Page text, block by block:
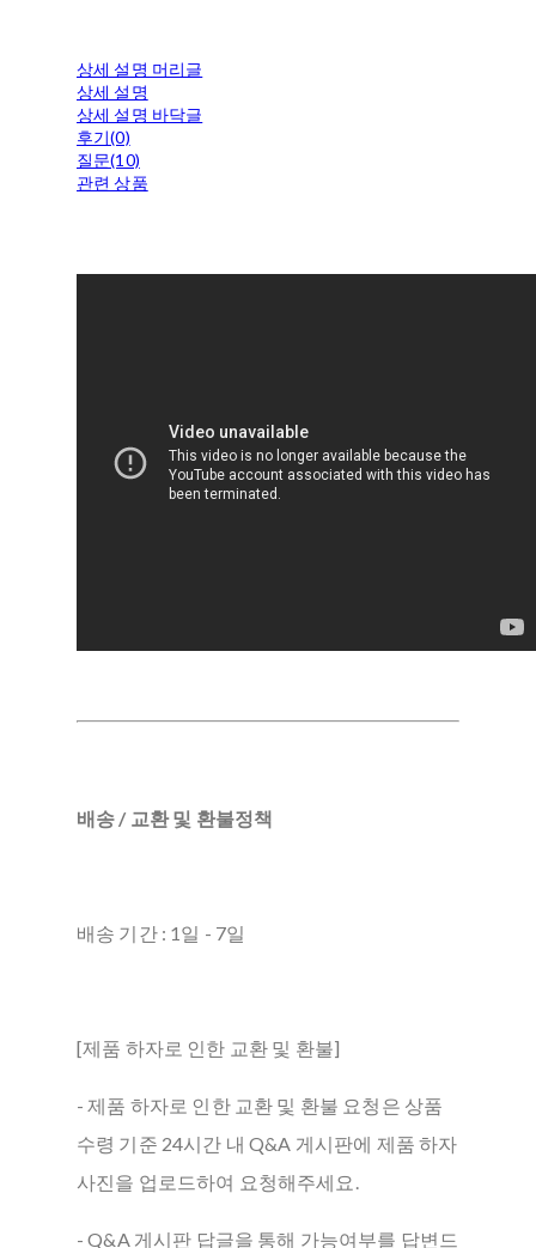
상세 설명 머리글
상세 설명
상세 설명 바닥글
후기(0)
질문(10)
관련 상품
배송 / 교환 및 환불정책
배송 기간 : 1일 - 7일
[제품 하자로 인한 교환 및 환불]
- 제품 하자로 인한 교환 및 환불 요청은 상품
수령 기준 24시간 내 Q&A 게시판에 제품 하자
사진을 업로드하여 요청해주세요.
- Q&A 게시판 답글을 통해 가능여부를 답변드